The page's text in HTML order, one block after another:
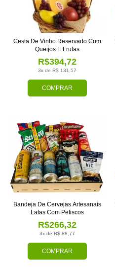
COMPRAR
3x de R$ 131,57
R$394,72
Cesta De Vinho Reservado Com
Queijos E Frutas
COMPRAR
3x de R$ 88,77
R$266,32
Bandeja De Cervejas Artesanais
Latas Com Petiscos